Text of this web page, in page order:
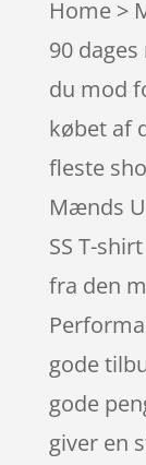
Home >
90
du mod
købet af
fleste
Mænds
SS T-
fra den
gode
gode
giver en